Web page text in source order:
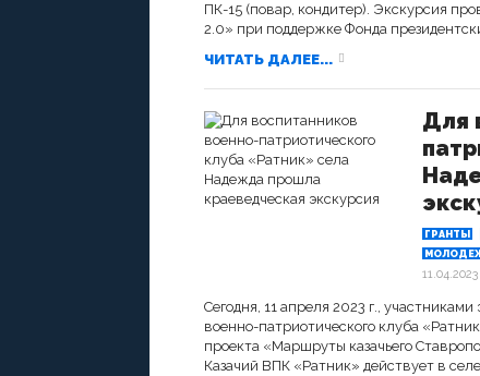
ПК-15 (повар, кондитер). Экскурсия
2.0» при поддержке Фонда
ЧИТАТЬ ДАЛЕЕ...
Для
ГРАНТЫ
11.04.2023
Сегодня, 11 апреля 2023 г.,
военно-патриотического клуба
проекта «Маршруты казачьего
Казачий ВПК «Ратник» действует в